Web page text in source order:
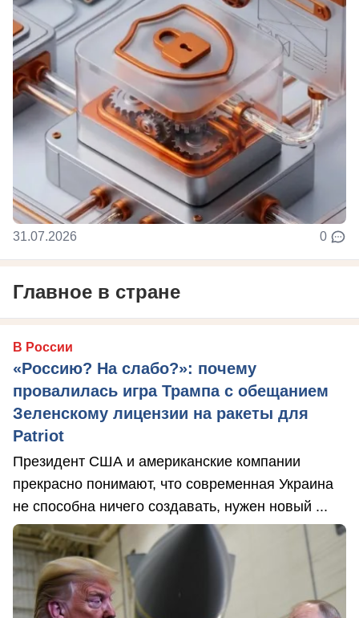
31.07.2026 0
Главное в стране
В России
«Россию? На слабо?»: почему
провалилась игра Трампа с обещанием
Зеленскому лицензии на ракеты для
Patriot
Президент США и американские компании
прекрасно понимают, что современная Украина
не способна ничего создавать, нужен новый ...